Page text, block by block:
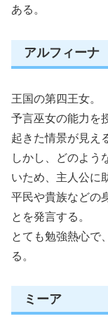
ある。
アルフィーナ
王国の第四王女。
予言巫女の能力を
起きた情景が見え
しかし、どのよう
いため、主人公に
平民や貴族などの
とを発言する。
とても勉強熱心で
る。
ミーア